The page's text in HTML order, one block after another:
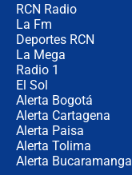
RCN Radio
La Fm
Deportes RCN
La Mega
Radio 1
El Sol
Alerta Bogotá
Alerta Cartagena
Alerta Paisa
Alerta Tolima
Alerta Bucaramanga